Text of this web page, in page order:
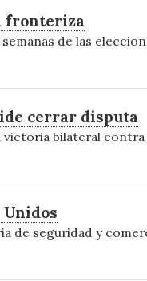
fronteriza
de las
cerrar disputa
victoria bilateral
de seguridad y